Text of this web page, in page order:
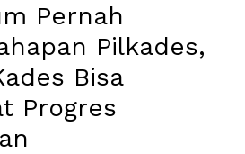
Pernah
Pilkades,
Bisa
Progres